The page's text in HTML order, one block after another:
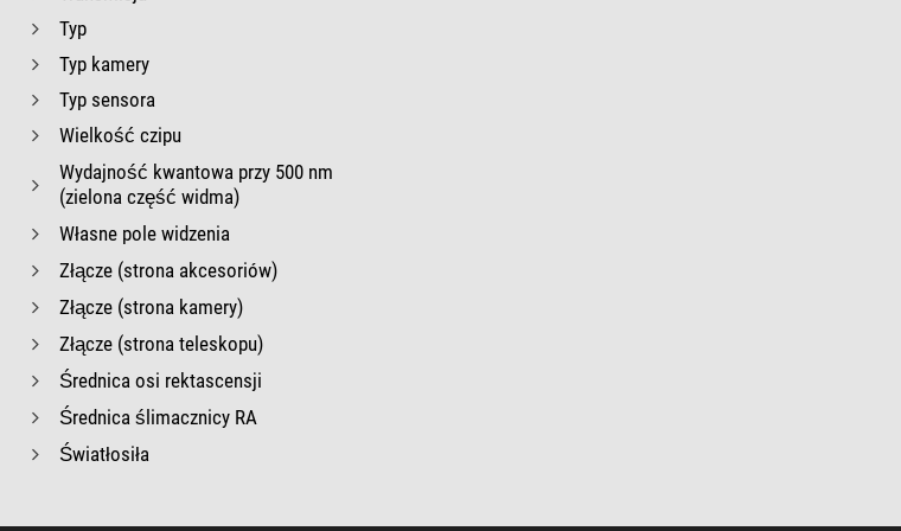
Typ
Typ kamery
Typ sensora
Wielkość czipu
Wydajność kwantowa przy 500 nm
(zielona część widma)
Własne pole widzenia
Złącze (strona akcesoriów)
Złącze (strona kamery)
Złącze (strona teleskopu)
Średnica osi rektascensji
Średnica ślimacznicy RA
Światłosiła